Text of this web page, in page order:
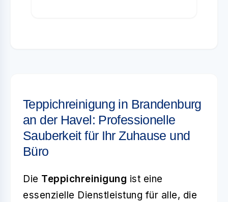
Teppichreinigung in Brandenburg
an der Havel: Professionelle
Sauberkeit für Ihr Zuhause und
Büro
Die Teppichreinigung ist eine
essenzielle Dienstleistung für alle, die